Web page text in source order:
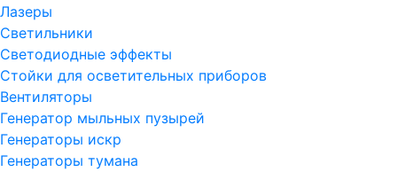
Лазеры
Светильники
Светодиодные эффекты
Стойки для осветительных приборов
Вентиляторы
Генератор мыльных пузырей
Генераторы искр
Генераторы тумана